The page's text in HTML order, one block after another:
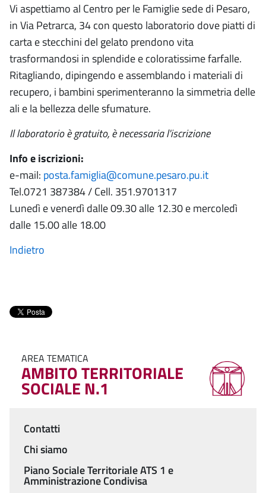
Vi aspettiamo al Centro per le Famiglie sede di Pesaro,
in Via Petrarca, 34 con questo laboratorio dove piatti di
carta e stecchini del gelato prendono vita
trasformandosi in splendide e coloratissime farfalle.
Ritagliando, dipingendo e assemblando i materiali di
recupero, i bambini sperimenteranno la simmetria delle
ali e la bellezza delle sfumature.
Il laboratorio è gratuito, è necessaria l'iscrizione
Info e iscrizioni:
e-mail: posta.famiglia@comune.pesaro.pu.it
Tel.0721 387384 / Cell. 351.9701317
Lunedì e venerdì dalle 09.30 alle 12.30 e mercoledì
dalle 15.00 alle 18.00
Indietro
AREA TEMATICA
AMBITO TERRITORIALE
SOCIALE N.1
Menu
Contatti
Chi siamo
Piano Sociale Territoriale ATS 1 e
Amministrazione Condivisa